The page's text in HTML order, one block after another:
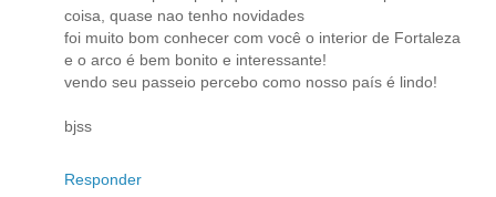
coisa, quase nao tenho novidades
foi muito bom conhecer com você o interior de Fortaleza
e o arco é bem bonito e interessante!
vendo seu passeio percebo como nosso país é lindo!
bjss
Responder